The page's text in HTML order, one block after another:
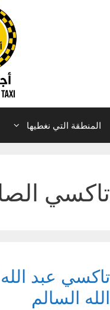
المنطقة التي نغطيها
تاكسي
الله السالم